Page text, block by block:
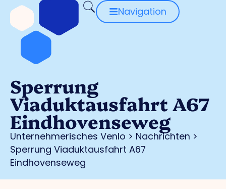
Navigation
Sperrung
Viaduktausfahrt A67
Eindhovenseweg
Unternehmerisches Venlo > Nachrichten >
Sperrung Viaduktausfahrt A67
Eindhovenseweg